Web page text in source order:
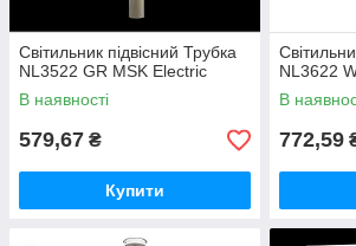
Світильник підвісний Трубка
NL3522 GR MSK Electric
В наявності
579,67 ₴
Купити
NL3622
В
772,59